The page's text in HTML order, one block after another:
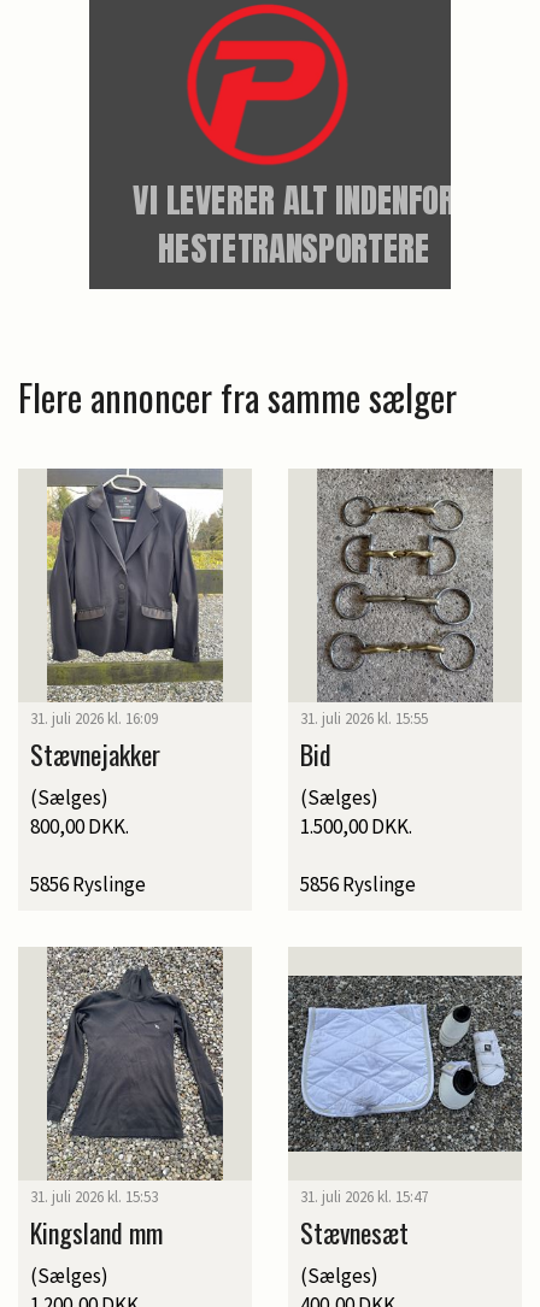
Flere annoncer fra samme sælger
31. juli 2026 kl. 16:09
Stævnejakker
(Sælges)
800,00 DKK.
5856 Ryslinge
31. juli 2026 kl. 15:55
Bid
(Sælges)
1.500,00 DKK.
5856 Ryslinge
31. juli 2026 kl. 15:53
Kingsland mm
(Sælges)
31. juli 2026 kl. 15:47
Stævnesæt
(Sælges)